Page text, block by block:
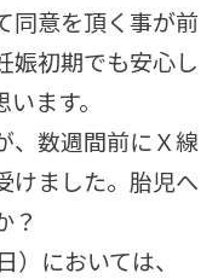
同意を頂く事が前
娠初期でも安心し
ます。
、数週間前にＸ線
けました。胎児へ
？
においては、